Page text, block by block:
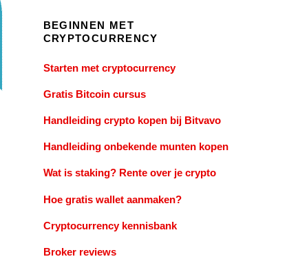
BEGINNEN MET
CRYPTOCURRENCY
Starten met cryptocurrency
Gratis Bitcoin cursus
Handleiding crypto kopen bij Bitvavo
Handleiding onbekende munten kopen
Wat is staking? Rente over je crypto
Hoe gratis wallet aanmaken?
Cryptocurrency kennisbank
Broker reviews